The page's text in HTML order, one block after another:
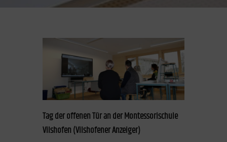
Tag der offenen Tür an der Montessorischule
Vilshofen (Vilshofener Anzeiger)